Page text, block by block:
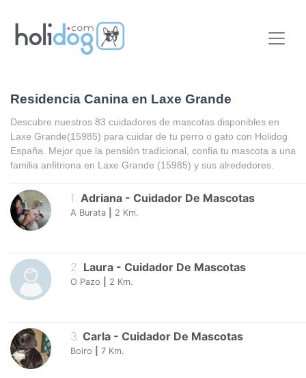
Residencia Canina en Laxe Grande
Descubre nuestros 83 cuidadores de mascotas disponibles en
Laxe Grande(15985) para cuidar de tu perro o gato con Holidog
España. Mejor que la pensión tradicional, confia tu mascota a una
familia anfitriona en Laxe Grande (15985) y sus alrededores.
1 Adriana - Cuidador De Mascotas
A Burata 2 Km.
2. Laura - Cuidador De Mascotas
O Pazo 2 Km.
3. Carla - Cuidador De Mascotas
Boiro 7 Km.